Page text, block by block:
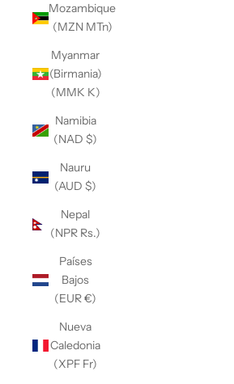
Mozambique
(MZN MTn)
Myanmar
(Birmania)
(MMK K)
Namibia
(NAD $)
Nauru
(AUD $)
Nepal
(NPR Rs.)
Países
Bajos
(EUR €)
Nueva
Caledonia
(XPF Fr)